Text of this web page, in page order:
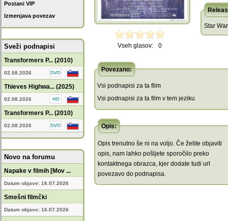
Postani VIP
Izmenjava povezav
Sveži podnapisi
Transformers P... (2010)
02.08.2026
Thieves Highwa... (2025)
02.08.2026
Transformers P... (2010)
02.08.2026
Novo na forumu
Napake v filmih [Mov ...
Datum objave: 16.07.2026
Smešni filmčki
Datum objave: 16.07.2026
Vseh glasov: 0
Star
Povezano:
Vsi podnapisi za ta film
Vsi podnapisi za ta film v tem jeziku
Opis:
Opis trenutno še ni na voljo. Če želite objaviti
opis, nam lahko pošljete sporočilo preko
kontaktnega obrazca, kjer dodate tudi url
povezavo do podnapisa.